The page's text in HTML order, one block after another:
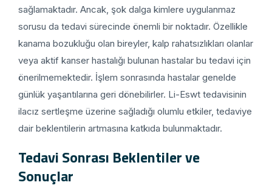
sağlamaktadır. Ancak, şok dalga kimlere uygulanmaz
sorusu da tedavi sürecinde önemli bir noktadır. Özellikle
kanama bozukluğu olan bireyler, kalp rahatsızlıkları olanlar
veya aktif kanser hastalığı bulunan hastalar bu tedavi için
önerilmemektedir. İşlem sonrasında hastalar genelde
günlük yaşantılarına geri dönebilirler. Li-Eswt tedavisinin
ilacız sertleşme üzerine sağladığı olumlu etkiler, tedaviye
dair beklentilerin artmasına katkıda bulunmaktadır.
Tedavi Sonrası Beklentiler ve
Sonuçlar